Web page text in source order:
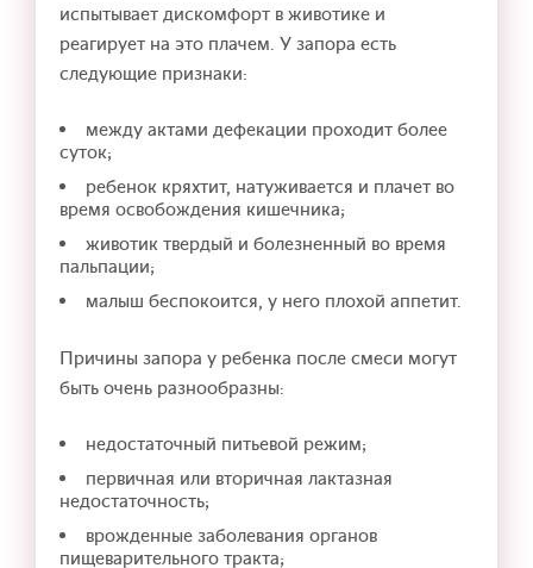
испытывает дискомфорт в животике и
реагирует на это плачем. У запора есть
следующие признаки:
между актами дефекации проходит более
суток;
ребенок кряхтит, натуживается и плачет во
время освобождения кишечника;
животик твердый и болезненный во время
пальпации;
малыш беспокоится, у него плохой аппетит.
Причины запора у ребенка после смеси могут
быть очень разнообразны:
недостаточный питьевой режим;
первичная или вторичная лактазная
недостаточность;
врожденные заболевания органов
пищеварительного тракта;